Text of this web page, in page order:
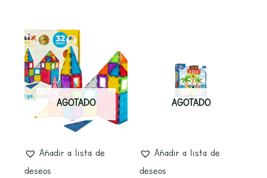
AGOTADO
Añadir a lista de
deseos
AGOTADO
Añadir a lista de
deseos